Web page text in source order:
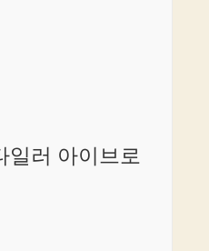
일러 아이브로